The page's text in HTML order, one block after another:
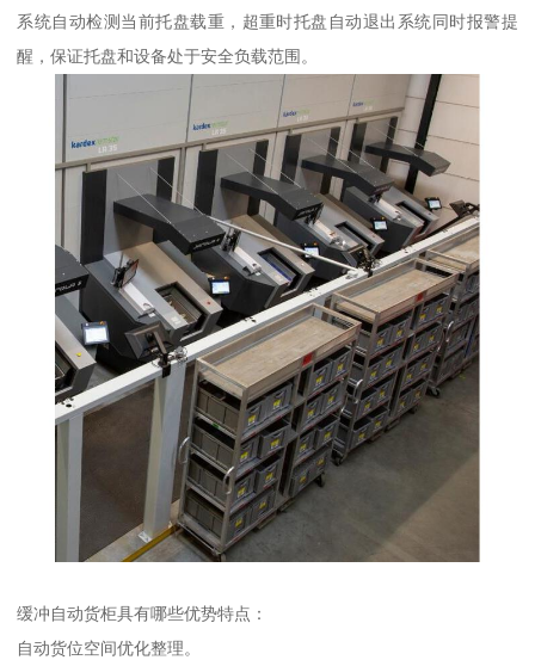
系统自动检测当前托盘载重，超重时托盘自动退出系统同时报警提
醒，保证托盘和设备处于安全负载范围。
缓冲自动货柜具有哪些优势特点：
自动货位空间优化整理。